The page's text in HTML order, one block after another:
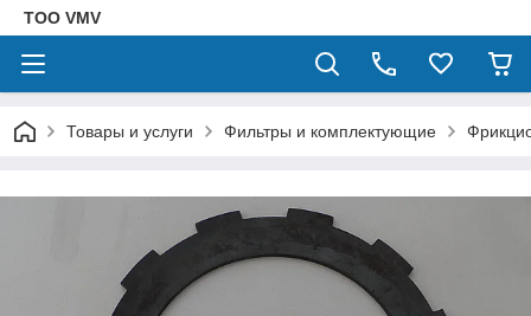
ТОО VMV
Товары и услуги Фильтры и комплектующие